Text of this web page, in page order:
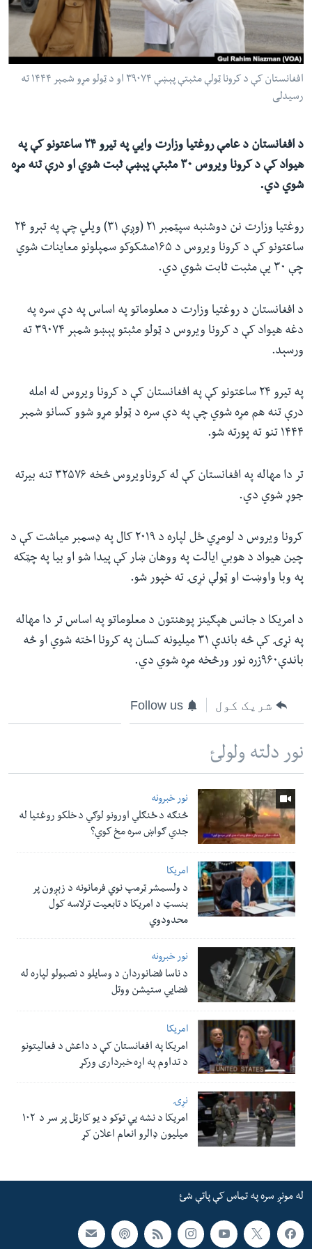
شئ
لټون
ځای
لاړ
له مونږ سره په تماس کې پاتې شئ
ژبې
افغانستان کې د کرونا ټولې مثبتې پېښې ۳۹۰۷۴ او د ټولو مړو شمېر ۱۴۴۴ ته
رسیدلی
د افغانستان د عامې روغتیا وزارت وايي په تیرو ۲۴ ساعتونو کې په
هیواد کې د کرونا ویروس ۳۰ مثبتې پېښې ثبت شوي او درې تنه مړه
شوي دي.
روغتیا وزارت نن دوشنبه سپټمبر ۲۱ (وږې ۳۱) ویلي چې په تېرو ۲۴
ساعتونو کې د کرونا ویروس د ۱۶۵مشکوکو سمپلونو معاینات شوي
چې ۳۰ یې مثبت ثابت شوي دي.
د افغانستان د روغتیا وزارت د معلوماتو په اساس په دې سره په
دغه هیواد کې د کرونا ویروس د ټولو مثبتو پېښو شمېر ۳۹۰۷۴ ته
ورسېد.
په تیرو ۲۴ ساعتونو کې په افغانستان کې د کرونا ویروس له امله
درې تنه هم مړه شوي چې په دې سره د ټولو مړو شوو کسانو شمېر
۱۴۴۴ تنو ته پورته شو.
تر دا مهاله په افغانستان کې له کروناویروس څخه ۳۲۵۷۶ تنه بیرته
جوړ شوي دي.
کرونا ویروس د لومړي ځل لپاره د ۲۰۱۹ کال په ډسمبر میاشت کې د
چین هیواد د هوبي ایالت په ووهان ښار کې پیدا شو او بیا په چټکه
په وبا واوښت او ټولې نړۍ ته خپور شو.
د امریکا د جانس هپګینز پوهنتون د معلوماتو په اساس تر دا مهاله
په نړۍ کې څه باندې ۳۱ میلیونه کسان په کرونا اخته شوي او څه
باندې۹۶۰زره نور ورڅخه مړه شوي دي.
شریک کول Follow us
نور دلته ولولئ
نور خبرونه
څنګه د ځنګلي اورونو لوګي د خلکو روغتیا له
جدي ګواښ سره مخ کوي؟
امریکا
د ولسمشر ټرمپ نوي فرمانونه د زېږون پر
بنسټ د امریکا د تابعیت ترلاسه کول
محدودوي
نور خبرونه
د ناسا فضانوردان د وسایلو د نصبولو لپاره له
فضایي ستیشن ووتل
امریکا
امریکا په افغانستان کې د داعش د فعالیتونو
د تداوم په اړه خبرداری ورکړ
نړۍ
امریکا د نشه یي توکو د یو کارټل پر سر د ۱۰۲
میلیون ډالرو انعام اعلان کړ
له مونږ سره په تماس کې پاتې شئ